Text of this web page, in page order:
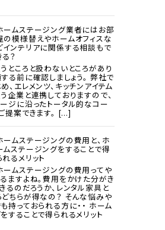
ームステージング業者にはお部
の模様替えやホームオフィスな
インテリアに関係する相談もで
る？
ところと扱わないところがあり
る前に確認しましょう。 弊社で
、エレメンツ、キッチンアイテム
企業と連携しておりますので、
ジに沿ったトータル的なコー
提案できます。 [...]
ームステージングの費用と、ホ
ムステージングをすることで得
れるメリット
ームステージングの費用ってや
ますよね。費用をかけた分がき
るのだろうか、レンタル家具と
ちらが得なの？ そんな悩みや
持っておられる方に・・ ホーム
することで得られるメリット